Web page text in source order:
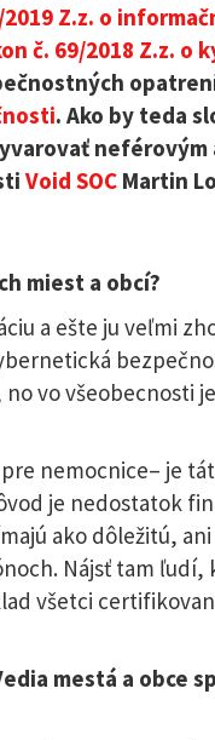
Z.z. o
č. 69/2018 Z.z. o
. Ako by teda
Void SOC Martin
miest a obcí?
a ešte ju veľmi
vo všeobecnosti
nemocnice– je
je nedostatok
ako dôležitú,
Nájsť tam
všetci
mestá a obce